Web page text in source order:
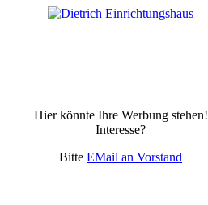
Hier könnte Ihre Werbung stehen!
Interesse?
Bitte EMail an Vorstand